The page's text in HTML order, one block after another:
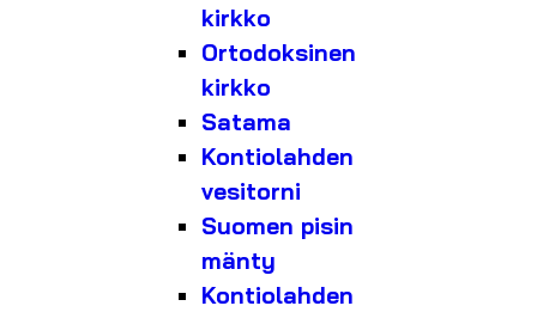
kirkko
Ortodoksinen
kirkko
Satama
Kontiolahden
vesitorni
Suomen pisin
mänty
Kontiolahden